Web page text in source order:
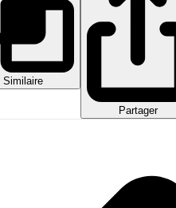
Similaire
Partager